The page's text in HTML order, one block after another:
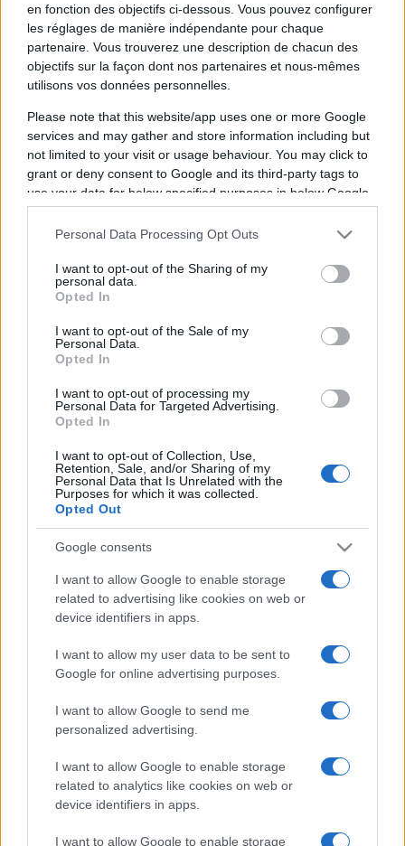
en fonction des objectifs ci-dessous. Vous pouvez configurer
les réglages de manière indépendante pour chaque
partenaire. Vous trouverez une description de chacun des
objectifs sur la façon dont nos partenaires et nous-mêmes
utilisons vos données personnelles.
Please note that this website/app uses one or more Google
services and may gather and store information including but
not limited to your visit or usage behaviour. You may click to
grant or deny consent to Google and its third-party tags to
use your data for below specified purposes in below Google
consent section.
Personal Data Processing Opt Outs
I want to opt-out of the Sharing of my
personal data.
Opted In
I want to opt-out of the Sale of my
Personal Data.
Opted In
I want to opt-out of processing my
Personal Data for Targeted Advertising.
Opted In
I want to opt-out of Collection, Use,
Retention, Sale, and/or Sharing of my
Personal Data that Is Unrelated with the
Purposes for which it was collected.
Opted Out
Google consents
I want to allow Google to enable storage
related to advertising like cookies on web or
device identifiers in apps.
I want to allow my user data to be sent to
Google for online advertising purposes.
I want to allow Google to send me
personalized advertising.
I want to allow Google to enable storage
related to analytics like cookies on web or
device identifiers in apps.
I want to allow Google to enable storage
Vous trouverez ci-dessous le programme TV des
futurs matchs de Stormers dont la chaine et
l'heure de diffusion ont été annoncées. Dès que
des diffuseurs seront annoncés sur d'autres
page. Cliquez sur l'un des matchs pour connaitre
toutes les informations relatives à la rencontre.
Pour suivre l'actu Stormers, n'hésitez pas à vous
rendre chez notre partenaire RezoSport.com qui
sélectionne l'actu rugby issue des meilleurs
médias, et propose également les classements,
calendriers et résultats.
L'équipe Stormers a été fondée en 1996, il y a 30
ans. Pour vous connecter à Stormers sur les
réseaux sociaux, rendez-vous sur la
Facebook Stormers
Cliquez ici pour comparer les billetteries qui
vendent desplaces Stormers
Aujourd'hui
Stormers
18h52
Terminé
Zelande
Samedi 17 Octobre